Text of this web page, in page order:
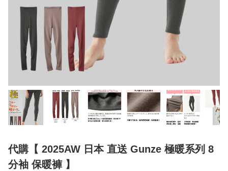
代購【 2025AW 日本 直送 Gunze 極暖系列 8
分袖 保暖褲 】